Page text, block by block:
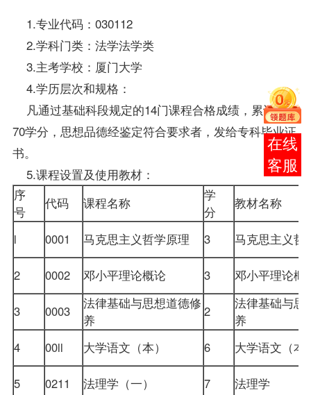
1.专业代码：030112
2.学科门类：法学法学类
3.主考学校：厦门大学
4.学历层次和规格：
凡通过基础科段规定的14门课程合格成绩，累计达
70学分，思想品德经鉴定符合要求者，发给专科毕业证
书。
5.课程设置及使用教材：
序
号
代码 课程名称
学
分
教材名称
l 0001 马克思主义哲学原理 3 马克思主义
2 0002 邓小平理论概论 3 邓小平理论
3 0003 法律基础与思想道德修
养
2
法律基础与思
养
4
00ll 大学语文 （本） 6 大学语文（
5 0211 法理学 （一） 7 法理学
在线
客服